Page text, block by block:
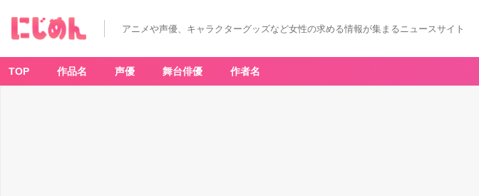
アニメや声優、キャラクターグッズなど女性の求める情報が集まるニュースサイト
TOP 作品名 声優 舞台俳優 作者名